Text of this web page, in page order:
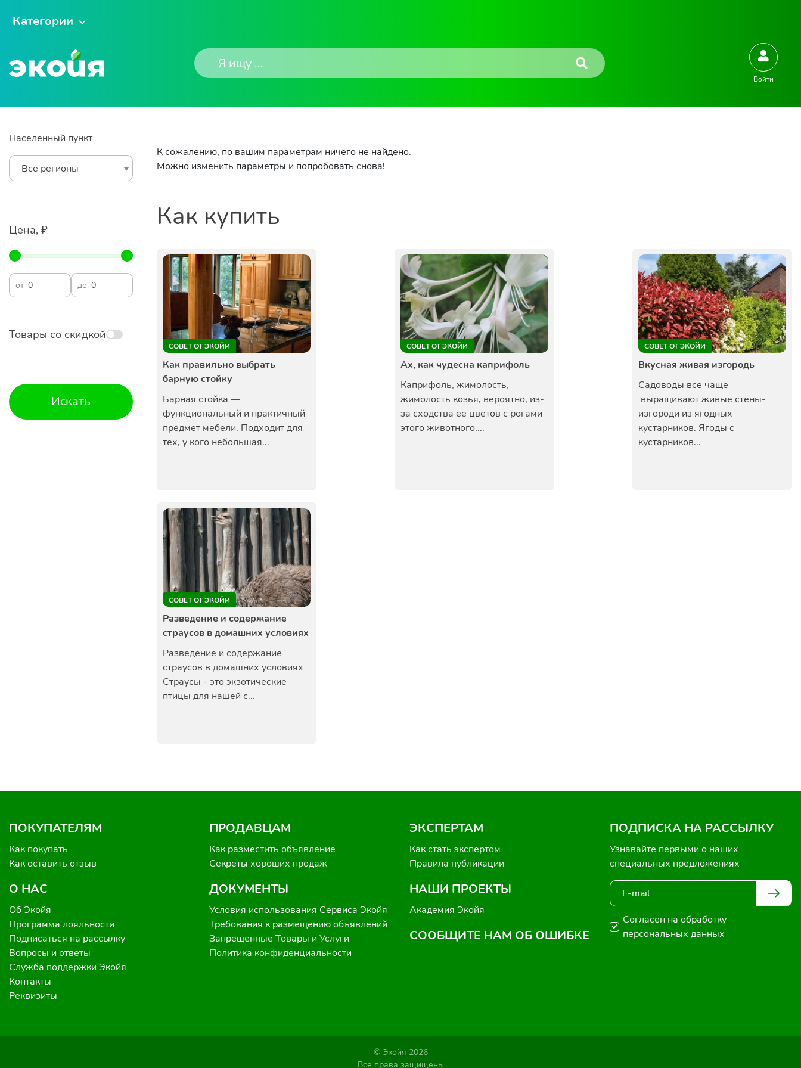
Категории
Войти
Населённый пункт
Все регионы
Цена, ₽
от до
Товары со скидкой
Искать
К сожалению, по вашим параметрам ничего не найдено.
Можно изменить параметры и попробовать снова!
Как купить
СОВЕТ ОТ ЭКОЙИ
Как правильно выбрать
барную стойку
Барная стойка —
функциональный и практичный
предмет мебели. Подходит для
тех, у кого небольшая...
СОВЕТ ОТ ЭКОЙИ
Ах, как чудесна каприфоль
Каприфоль, жимолость,
жимолость козья, вероятно, из-
за сходства ее цветов с рогами
этого животного,...
СОВЕТ ОТ ЭКОЙИ
Вкусная живая изгородь
Садоводы все чаще
выращивают живые стены-
изгороди из ягодных
кустарников. Ягоды с
кустарников...
СОВЕТ ОТ ЭКОЙИ
Разведение и содержание
страусов в домашних условиях
Разведение и содержание
страусов в домашних условиях
Страусы - это экзотические
птицы для нашей с...
ПОКУПАТЕЛЯМ
Как покупать
Как оставить отзыв
О НАС
Об Экойя
Программа лояльности
Подписаться на рассылку
Вопросы и ответы
Служба поддержки Экойя
Контакты
Реквизиты
ПРОДАВЦАМ
Как разместить объявление
Секреты хороших продаж
ДОКУМЕНТЫ
Условия использования Сервиса Экойя
Требования к размещению объявлений
Запрещенные Товары и Услуги
Политика конфиденциальности
ЭКСПЕРТАМ
Как стать экспертом
Правила публикации
НАШИ ПРОЕКТЫ
Академия Экойя
СООБЩИТЕ НАМ ОБ ОШИБКЕ
ПОДПИСКА НА РАССЫЛКУ
Узнавайте первыми о наших
специальных предложениях
Согласен на обработку
персональных данных
© Экойя 2026
Все права защищены